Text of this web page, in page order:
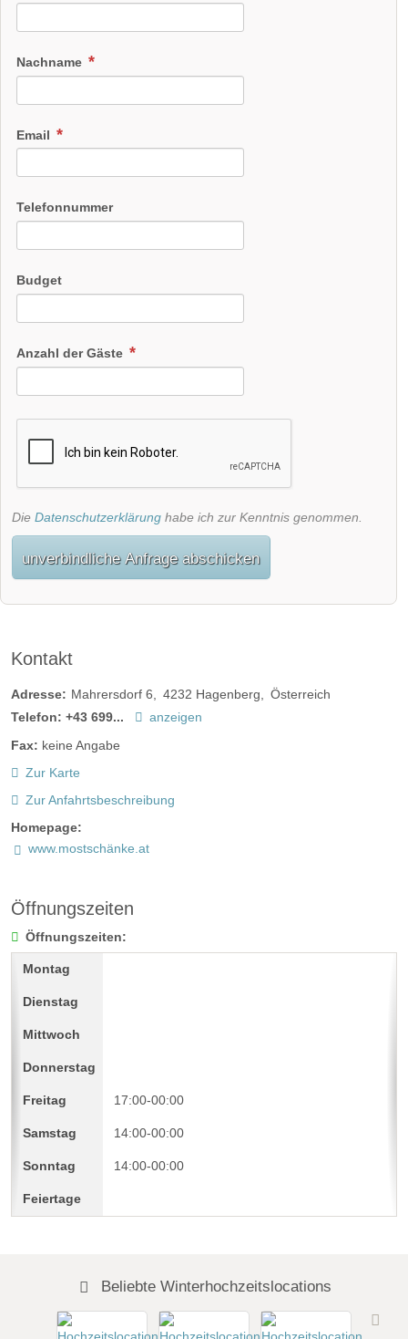
Nachname
Email
Telefonnummer
Budget
Anzahl der Gäste
Die Datenschutzerklärung habe ich zur Kenntnis genommen.
unverbindliche Anfrage abschicken
Kontakt
Adresse: Mahrersdorf 6 4232 Hagenberg
Österreich
Telefon: +43 699...
anzeigen
Fax: keine Angabe
Zur Karte
Zur Anfahrtsbeschreibung
Homepage:
www.mostschänke.at
Öffnungszeiten
Öffnungszeiten:
17:00-00:00
14:00-00:00
14:00-00:00
Beliebte Winterhochzeitslocations